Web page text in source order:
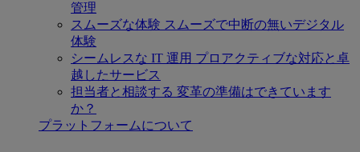
管理
スムーズな体験 スムーズで中断の無いデジタル
体験
シームレスな IT 運用 プロアクティブな対応と卓
越したサービス
担当者と相談する 変革の準備はできています
か？
プラットフォームについて